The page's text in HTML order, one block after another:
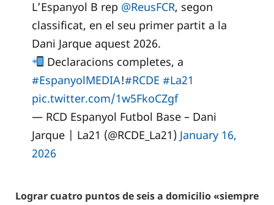
L’Espanyol B rep @ReusFCR, segon
classificat, en el seu primer partit a la
Dani Jarque aquest 2026.
Declaracions completes, a
#EspanyolMEDIA!#RCDE #La21
pic.twitter.com/1w5FkoCZgf
— RCD Espanyol Futbol Base – Dani
Jarque | La21 (@RCDE_La21) January 16,
2026
Lograr cuatro puntos de seis a domicilio «siempre